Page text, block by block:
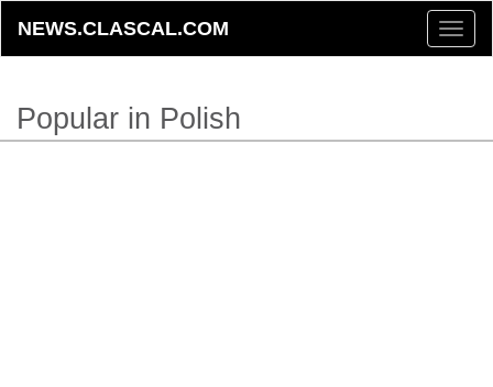
Toggle
NEWS.CLASCAL.COM
Popular in Polish